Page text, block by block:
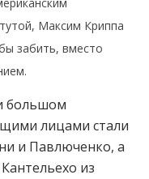
Максим Криппа
забить, вместо
большом
лицами стали
и Павлюченко, а
из